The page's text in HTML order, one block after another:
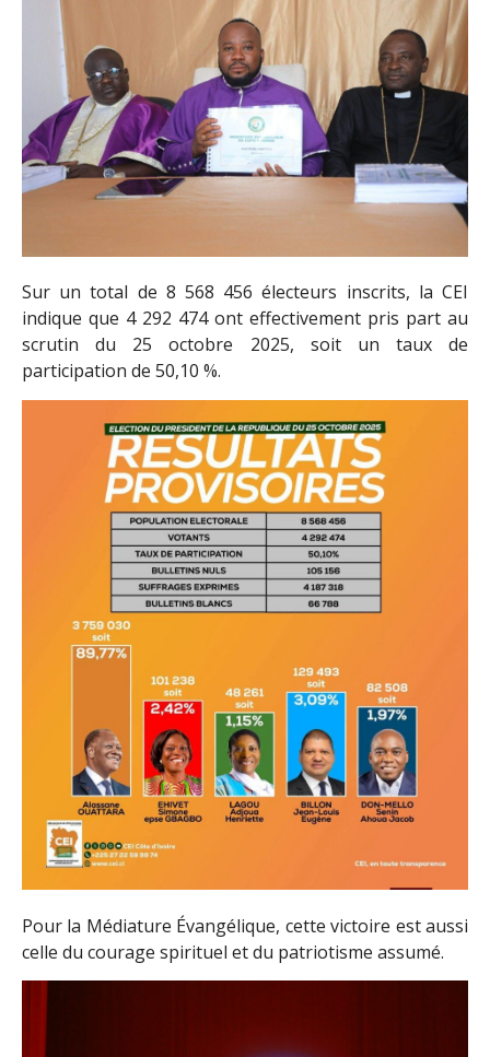
Sur un total de 8 568 456 électeurs inscrits, la CEI
indique que 4 292 474 ont effectivement pris part au
scrutin du 25 octobre 2025, soit un taux de
participation de 50,10 %.
Pour la Médiature Évangélique, cette victoire est aussi
celle du courage spirituel et du patriotisme assumé.